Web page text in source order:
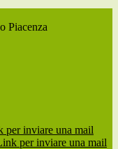
Piacenza
per inviare una mail
per inviare una mail